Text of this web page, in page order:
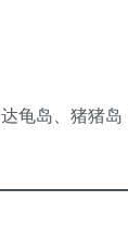
龟岛、猪猪岛